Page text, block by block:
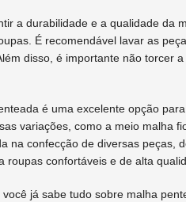
a durabilidade e a qualidade da
É recomendável lavar as
disso, é importante não torcer
é uma excelente opção
variações, como a meio malha
na confecção de diversas peças,
roupas confortáveis e de alta
você já sabe tudo sobre malha